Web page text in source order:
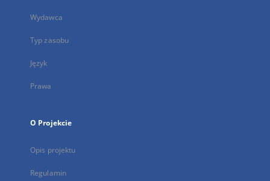
Wydawca
Typ zasobu
Język
Prawa
O Projekcie
Opis projektu
Regulamin